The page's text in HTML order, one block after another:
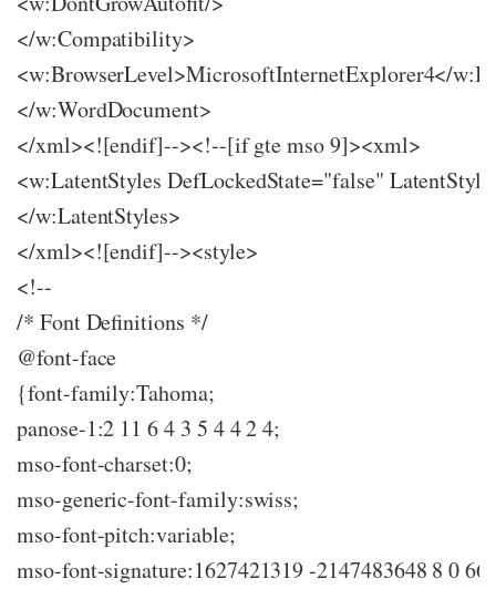
</w:Compatibility>
<w:BrowserLevel>MicrosoftInternetExplorer4</
</w:WordDocument>
</xml><![endif]--><!--[if gte mso 9]><xml>
<w:LatentStyles DefLockedState="false"
</w:LatentStyles>
</xml><![endif]--><style>
<!--
/* Font Definitions */
@font-face
{font-family:Tahoma;
panose-1:2 11 6 4 3 5 4 4 2 4;
mso-font-charset:0;
mso-generic-font-family:swiss;
mso-font-pitch:variable;
mso-font-signature:1627421319 -2147483648 8 0